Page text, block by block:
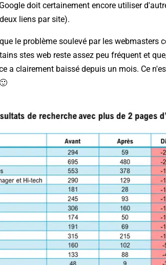
doit certainement encore utiliser
liens par site).
le problème soulevé par les webmasters
stes web reste assez peu fréquent et
a clairement baissé depuis un mois. Ce